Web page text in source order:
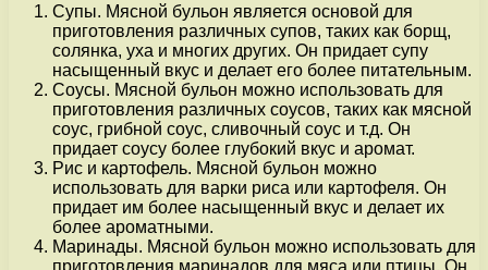
Супы. Мясной бульон является основой для
приготовления различных супов, таких как борщ,
солянка, уха и многих других. Он придает супу
насыщенный вкус и делает его более питательным.
Соусы. Мясной бульон можно использовать для
приготовления различных соусов, таких как мясной
соус, грибной соус, сливочный соус и т.д. Он
придает соусу более глубокий вкус и аромат.
Рис и картофель. Мясной бульон можно
использовать для варки риса или картофеля. Он
придает им более насыщенный вкус и делает их
более ароматными.
Маринады. Мясной бульон можно использовать для
приготовления маринадов для мяса или птицы. Он